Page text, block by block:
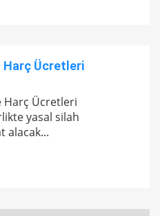
Harç Ücretleri
Harç Ücretleri
yasal silah
alacak...